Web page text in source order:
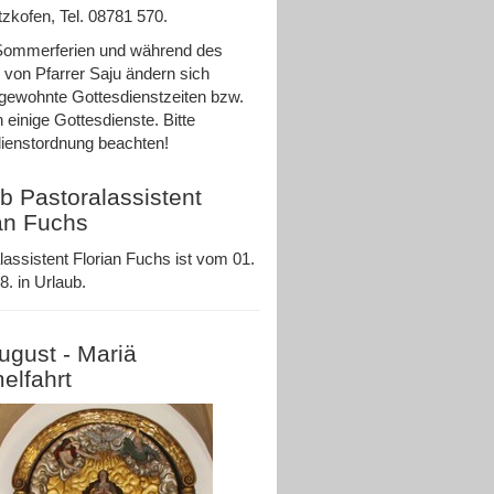
Tel. 08781 570.
und während des
von Pfarrer Saju ändern sich
Gottesdienstzeiten bzw.
einige Gottesdienste. Bitte
beachten!
Pastoralassistent
Fuchs
Florian Fuchs ist vom 01.
in Urlaub.
- Mariä